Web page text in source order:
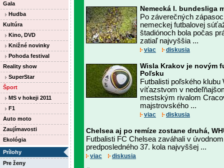
Gala
Hudba
Kultúra
Kino, DVD
Knižné novinky
Pohoda festival
Reality show
SuperStar
Šport
MS v hokeji 2011
F1
Auto moto
Zaujímavosti
Ekológia
Prílohy
Pre ženy
Nemecká I. bundesliga
Po záverečných
nemeckej futbalovej
štadiónoch bola počas
zatiaľ najvyššia ...
viac diskusia
Wisla Krakov je novým
Poľsku
Futbalisti poľského
víťazstvom v
mestským rivalom
majstrovského ...
viac diskusia
Chelsea aj po remíze zostane druhá,
Futbalisti FC Chelsea zaváhali v
predposledného 37. kola najvyššej ...
viac diskusia